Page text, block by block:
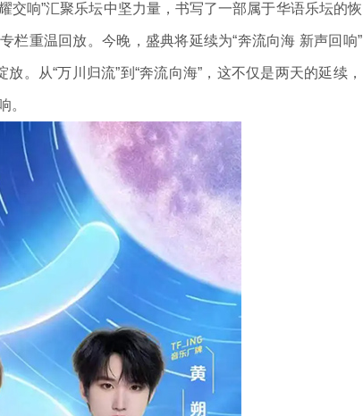
响”汇聚乐坛中坚力量，书写了一部属于华语乐坛的恢
栏重温回放。今晚，盛典将延续为“奔流向海 新声回响”
从“万川归流”到“奔流向海”，这不仅是两天的延续，
。